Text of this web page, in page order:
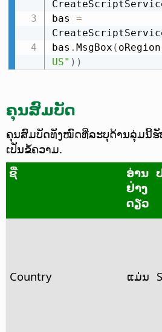
bas =
bas . MsgBox ( oRegion
US" ) )
ຄຸນສົມບັດ
ຄຸນສົມບັດທັງໝົດທີ່ລະບຸດ້ານລຸ່ມນີ້ຮັ
ເປັນຂໍ້ຄວາມ.
ຊື່
ອ່ານ
ຢ່າງ
ດຽວ
Country ແມ່ນ